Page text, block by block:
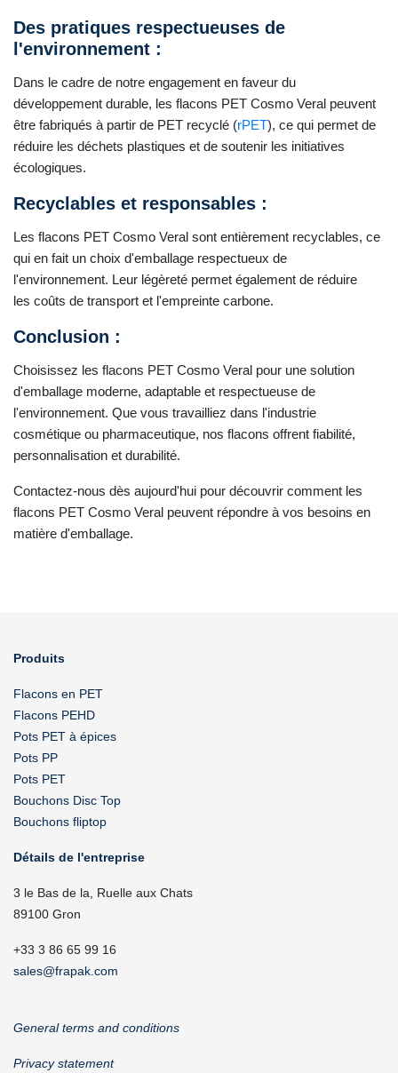
Des pratiques respectueuses de
l'environnement :
Dans le cadre de notre engagement en faveur du
développement durable, les flacons PET Cosmo Veral peuvent
être fabriqués à partir de PET recyclé (rPET), ce qui permet de
réduire les déchets plastiques et de soutenir les initiatives
écologiques.
Recyclables et responsables :
Les flacons PET Cosmo Veral sont entièrement recyclables, ce
qui en fait un choix d'emballage respectueux de
l'environnement. Leur légèreté permet également de réduire
les coûts de transport et l'empreinte carbone.
Conclusion :
Choisissez les flacons PET Cosmo Veral pour une solution
d'emballage moderne, adaptable et respectueuse de
l'environnement. Que vous travailliez dans l'industrie
cosmétique ou pharmaceutique, nos flacons offrent fiabilité,
personnalisation et durabilité.
Contactez-nous dès aujourd'hui pour découvrir comment les
flacons PET Cosmo Veral peuvent répondre à vos besoins en
matière d'emballage.
Produits
Flacons en PET
Flacons PEHD
Pots PET à épices
Pots PP
Pots PET
Bouchons Disc Top
Bouchons fliptop
Détails de l'entreprise
3 le Bas de la, Ruelle aux Chats
89100 Gron
+33 3 86 65 99 16
sales@frapak.com
General terms and conditions
Privacy statement